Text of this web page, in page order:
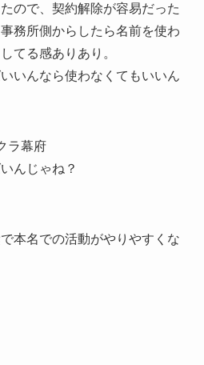
ので、契約解除が容易だった
務所側からしたら名前を使わ
てる感ありあり。
いんなら使わなくてもいいん
ラ幕府
んじゃね？
本名での活動がやりやすくな